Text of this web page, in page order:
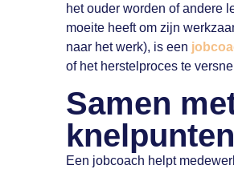
het ouder worden of andere
moeite heeft om zijn
naar het werk), is een
of het herstelproces te
Samen
Een jobcoach helpt